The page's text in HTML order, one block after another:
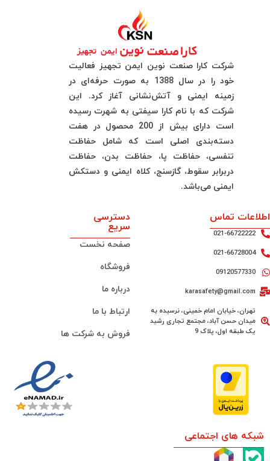
شرکت کارا صنعت نوین ایمن تجهیز فعالیت
خود را در سال 1388 به صورت حرفه‌ای در
زمینه ایمنی و آتش‌نشانی آغاز کرد. این
شرکت که با نام کارا سیفتی به شهرت رسیده
است دارای بیش از 200 محصول در هفت
دسته‌بندی اصلی است که شامل حفاظت
تنفسی، حفاظت پا، حفاظت بدن، حفاظت
دربرابر سقوط، گازسنج، کلاه ایمنی و دستکش
ایمنی می‌باشد.
اطلاعات تماس
021-66722222
021-66728004
09120577330
karasafety@gmail.com
تهران، خیابان امام خمینی، نرسیده به
میدان حسن آباد، مجتمع تجاری رشید
یک طبقه اول، پلاک 9
دسترسی
سریع
صفحه نخست
فروشگاه
درباره ما
ارتباط با ما
فروش به شرکت ها
شبکه های اجتماعی